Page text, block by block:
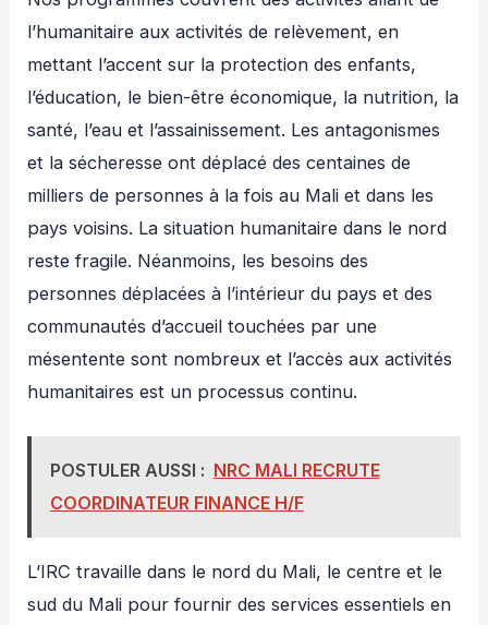
l’humanitaire aux activités de relèvement, en
mettant l’accent sur la protection des enfants,
l’éducation, le bien-être économique, la nutrition, la
santé, l’eau et l’assainissement. Les antagonismes
et la sécheresse ont déplacé des centaines de
milliers de personnes à la fois au Mali et dans les
pays voisins. La situation humanitaire dans le nord
reste fragile. Néanmoins, les besoins des
personnes déplacées à l’intérieur du pays et des
communautés d’accueil touchées par une
mésentente sont nombreux et l’accès aux activités
humanitaires est un processus continu.
POSTULER AUSSI : NRC MALI RECRUTE
COORDINATEUR FINANCE H/F
L’IRC travaille dans le nord du Mali, le centre et le
sud du Mali pour fournir des services essentiels en